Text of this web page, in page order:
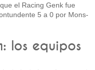
el Racing Genk fue
5 a 0 por Mons-
los equipos